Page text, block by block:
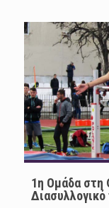
1η Oμάδα στη